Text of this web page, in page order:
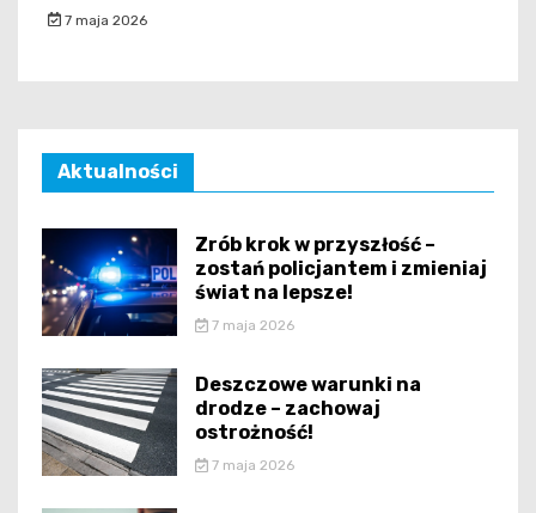
7 maja 2026
Aktualności
Zrób krok w przyszłość –
zostań policjantem i zmieniaj
świat na lepsze!
7 maja 2026
Deszczowe warunki na
drodze – zachowaj
ostrożność!
7 maja 2026